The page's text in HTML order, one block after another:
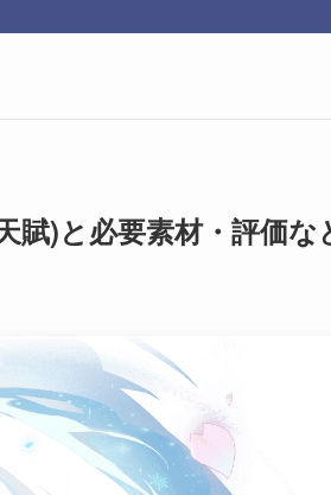
賦)と必要素材・評価な